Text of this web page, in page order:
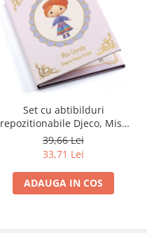
Set cu abtibilduri
repozitionabile Djeco, Miss
Lilyruby
39,66 Lei
33,71 Lei
ADAUGA IN COS